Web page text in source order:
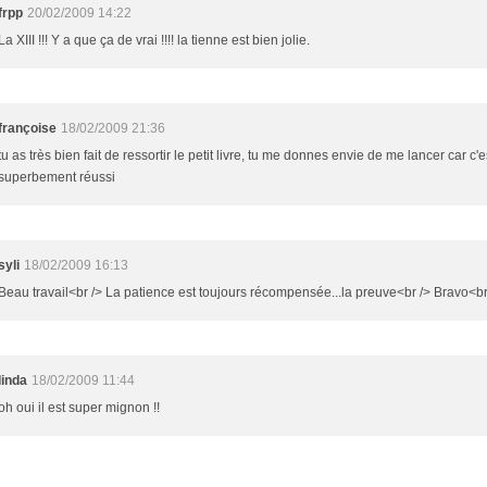
20/02/2009 14:22
La XIII !!! Y a que ça de vrai !!!! la tienne est bien jolie.
18/02/2009 21:36
as très bien fait de ressortir le petit livre, tu me donnes envie de me lancer car
réussi
18/02/2009 16:13
Beau travail<br /> La patience est toujours récompensée...la preuve<br /> Bravo<br
linda 18/02/2009 11:44
oui il est super mignon !!